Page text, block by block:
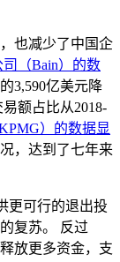
也减少了中国企
司（Bain）的数
3,590亿美元降
额占比从2018-
）的数据显
，达到了七年来
更可行的退出投
复苏。 反过
放更多资金，支